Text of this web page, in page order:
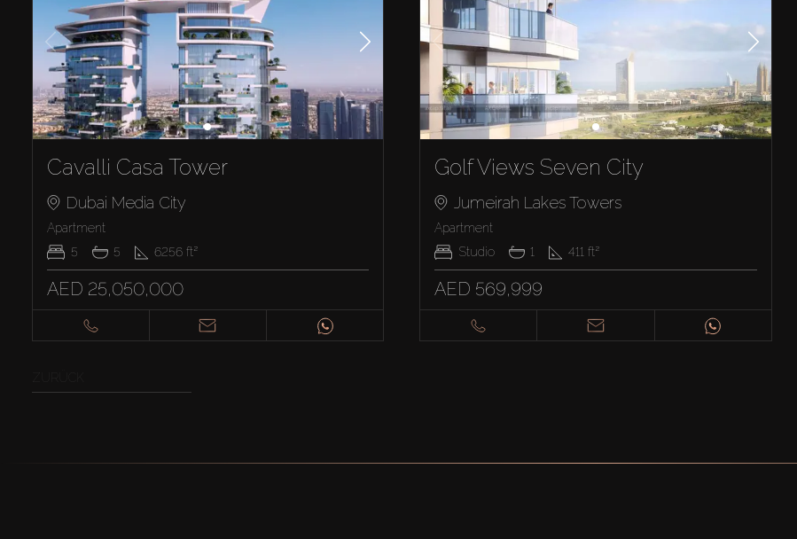
Cavalli Casa Tower
Dubai Media City
Apartment
5
5 6256 ft²
AED 25,050,000
Golf Views Seven City
Jumeirah Lakes Towers
Apartment
Studio
1 411ft²
AED 569,999